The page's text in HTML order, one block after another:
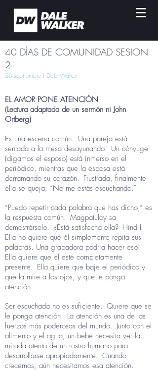
40 DÍAS DE COMUNIDAD SESION
2
26 septiembre I Dale Walker
EL AMOR PONE ATENCIÓN
(Lectura adaptada de un sermón ni John
Ortberg)
Es una escena común. Una pareja está
sentada a la mesa desayunando. Un cónyuge
(digamos el esposo) está inmerso en el
periódico, mientras que la esposa está
derramando su corazón. Frustrada, finalmente
ella se queja, “No me estás escuchando.”
“Puedo repetir cada palabra que has dicho,” es
la respuesta común. Magpatuloy sa
demostrárselo. ¿Está satisfecha ella? Hindi!
Ella no quiere que él simplemente repita sus
palabras. Una grabadora podría hacer eso.
Ella quiere que el esté completamente
presente. Ella quiere que baje el periódico y
que la mire a los ojos, y que le ponga
atención.
Ser escuchada no es suficiente. Quiere que se
le ponga atención. La atención es una de las
fuerzas más poderosas del mundo. Junto con el
alimento y el agua, un bebé necesita ver la
mirada atenta de un rostro humano para
desarrollarse apropiadamente. Cuando
crecemos, aún necesitamos esa atención.